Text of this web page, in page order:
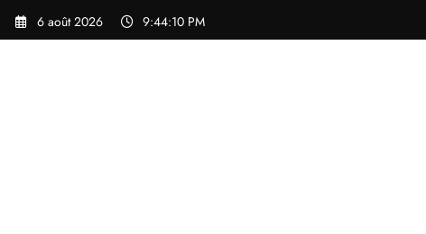
Aller
6 août 2026 9:44:10 PM